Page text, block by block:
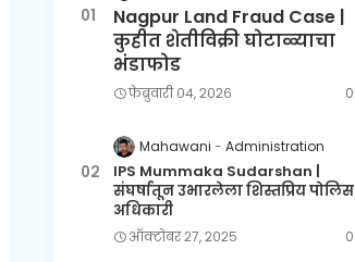
Nagpur Land Fraud Case |
कुहीत शेतीविक्री घोटाळ्याचा
भंडाफोड
फेब्रुवारी ०४, २०२६ 0
Mahawani Administration
IPS Mummaka Sudarshan |
संघर्षातून उभारलेला शिस्तप्रिय पोलिस
अधिकारी
ऑक्टोबर २७, २०२५ 0